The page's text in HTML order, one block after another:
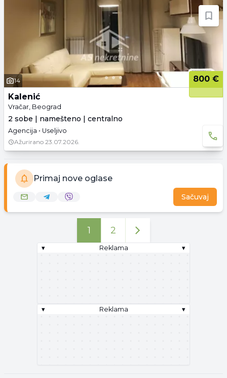
14
800 €
Kalenić
Vračar, Beograd
2 sobe | namešteno | centralno
Agencija • Useljivo
Ažurirano 23.07.2026.
Primaj nove oglase
Sačuvaj
1 2
▾ Reklama ▾
▾ Reklama ▾